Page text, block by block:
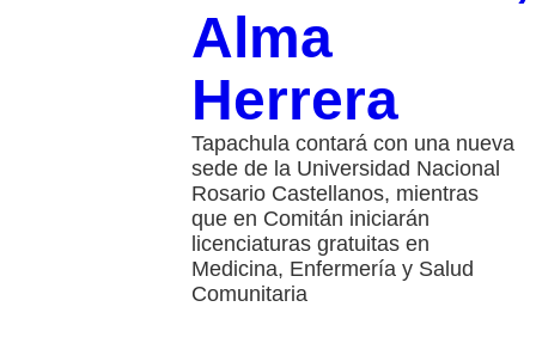
Alma
Herrera
Tapachula contará con una nueva
sede de la Universidad Nacional
Rosario Castellanos, mientras
que en Comitán iniciarán
licenciaturas gratuitas en
Medicina, Enfermería y Salud
Comunitaria